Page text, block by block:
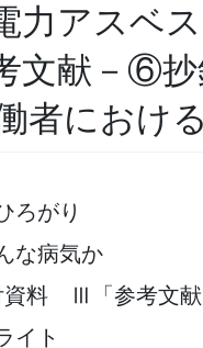
力アスベ
文献－⑥
者におけ
ろがり
な病気か
料 Ⅲ「参考文献
イト